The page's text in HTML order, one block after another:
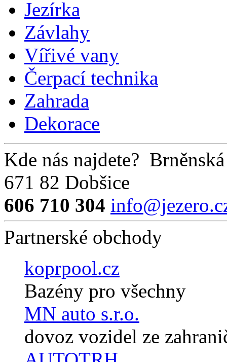
Jezírka
Závlahy
Vířivé vany
Čerpací technika
Zahrada
Dekorace
Kde nás najdete?
671 82 Dobšice
606 710 304
Partnerské obchody
koprpool.cz
Bazény pro všechny
MN auto s.r.o.
dovoz vozidel ze